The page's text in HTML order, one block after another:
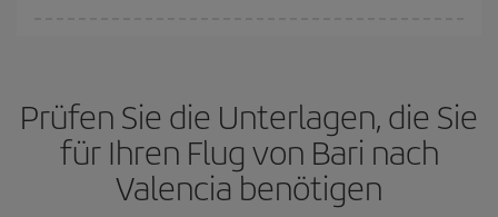
früherSie Ihre Flüge buchen. Wenn Sie außerdem bei der Suche
nach Flügen die Reisedaten und -zeiten ein wenig offen lassen,
können Sie unterden günstigsten Preisen wählen.
Prüfen Sie die Unterlagen, die Sie
für Ihren Flug von Bari nach
Valencia benötigen